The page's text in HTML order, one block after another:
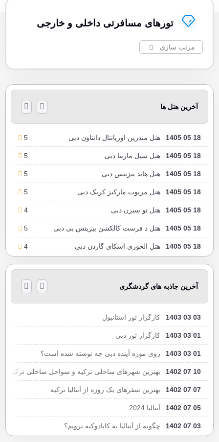
تورهای مسافرتی داخلی و خارجی
مرتب سازی
آخرین هتل ها
18 05 1405 هتل مندرین اوریانتال دانتاون دبی 5
18 05 1405 هتل سیل مارینا دبی 5
18 05 1405 هتل هاید بیزینس دبی 5
18 05 1405 هتل مریوت مارکیز کریک دبی 5
18 05 1405 هتل تو سیزن دبی 4
18 05 1405 هتل د فرست کالکشن بیزینس بی دبی 5
18 05 1405 هتل الخوری اسکای گاردن دبی 4
18 05 1405 هتل پارامونت میدتاون دبی 5
18 05 1405 هتل پارامونت بیزنس بی دبی 5
18 05 1405 هتل چر استانبول
18 05 1405 هتل سیتی سنتر استانبول تکسیم
18 05 1405 هتل اکچوال لایف استانبول
18 05 1405 هتل اس ال اس دبی 5
18 05 1405 هتل حبتور پالاس ال اکس آر هتل و ریزورت دبی
18 05 1405 هتل وی دبی کوریو کالکشن بای هیلتون
18 05 1405 هتل موون پیک جمیرا لیکس تاورز دبی
آخرین جاذبه های گردشگری
03 03 1403 کارگزار تور استانبول
01 03 1403 کارگزار تور دبی
01 03 1403 روی موزه آینده دبی چه نوشته شده است؟
10 07 1402 بهترین شهرهای ساحلی ترکیه و سواحل ساحلی ترکیه
07 07 1402 بهترین سفرهای یک روزه از آنتالیا ترکیه
05 07 1402 آنتالیا 2024
03 07 1402 چگونه از آنتالیا به کاپادوکیه برویم؟